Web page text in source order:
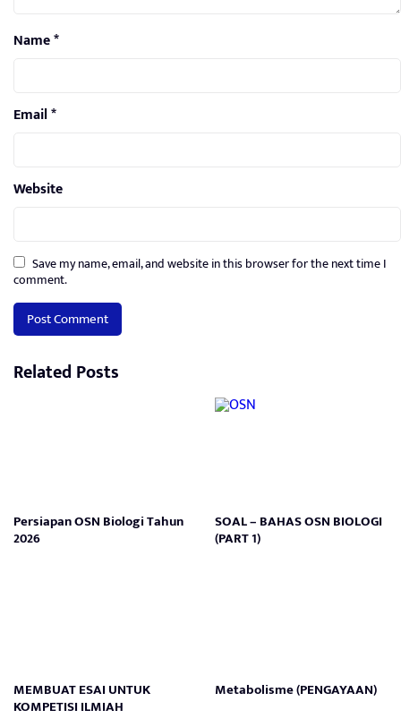
Name*
Email*
Website
Save my name, email, and website in this browser for the next time I
comment.
Related Posts
Persiapan OSN Biologi Tahun
2026
SOAL – BAHAS OSN BIOLOGI
(PART 1)
MEMBUAT ESAI UNTUK
KOMPETISI ILMIAH
Metabolisme (PENGAYAAN)